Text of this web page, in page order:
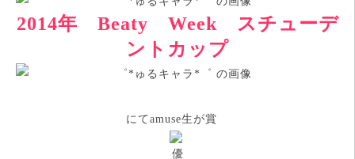
2014年 Beaty Week スチューデ
ントカップ
にてamuse生が賞